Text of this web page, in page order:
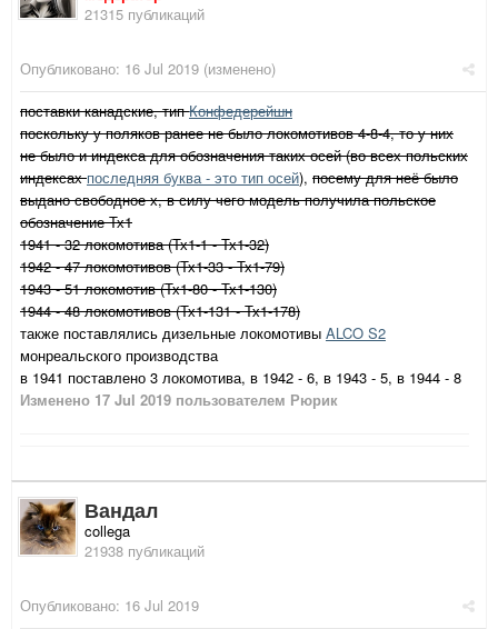
21315 публикаций
Опубликовано: 16 Jul 2019 (изменено)
поставки канадские, типКонфедерейшн
поскольку у поляков ранее не было локомотивов 4-8-4, то у них
не было и индекса для обозначения таких осей (во всех польских
индексахпоследняя буква - это тип осей), посему для неё было
выдано свободное х, в силу чего модель получила польское
обозначение Тх1
1941 - 32 локомотива (Тх1-1 - Тх1-32)
1942 - 47 локомотивов (Тх1-33 - Тх1-79)
1943 - 51 локомотив (Тх1-80 - Тх1-130)
1944 - 48 локомотивов (Тх1-131 - Тх1-178)
также поставлялись дизельные локомотивы ALCO S2
монреальского производства
в 1941 поставлено 3 локомотива, в 1942 - 6, в 1943 - 5, в 1944 - 8
Изменено 17 Jul 2019 пользователем Рюрик
Вандал
collega
21938 публикаций
Опубликовано: 16 Jul 2019